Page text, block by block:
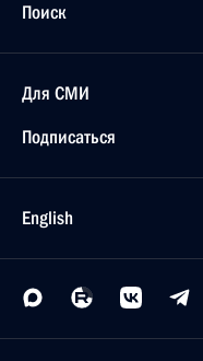
Поиск
Для СМИ
Подписаться
English